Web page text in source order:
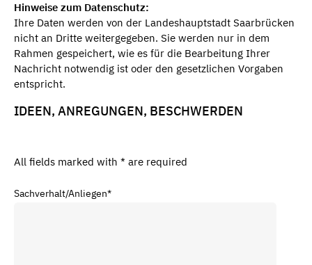
Hinweise zum Datenschutz:
Ihre Daten werden von der Landeshauptstadt Saarbrücken
nicht an Dritte weitergegeben. Sie werden nur in dem
Rahmen gespeichert, wie es für die Bearbeitung Ihrer
Nachricht notwendig ist oder den gesetzlichen Vorgaben
entspricht.
IDEEN, ANREGUNGEN, BESCHWERDEN
All fields marked with * are required
Sachverhalt/Anliegen*